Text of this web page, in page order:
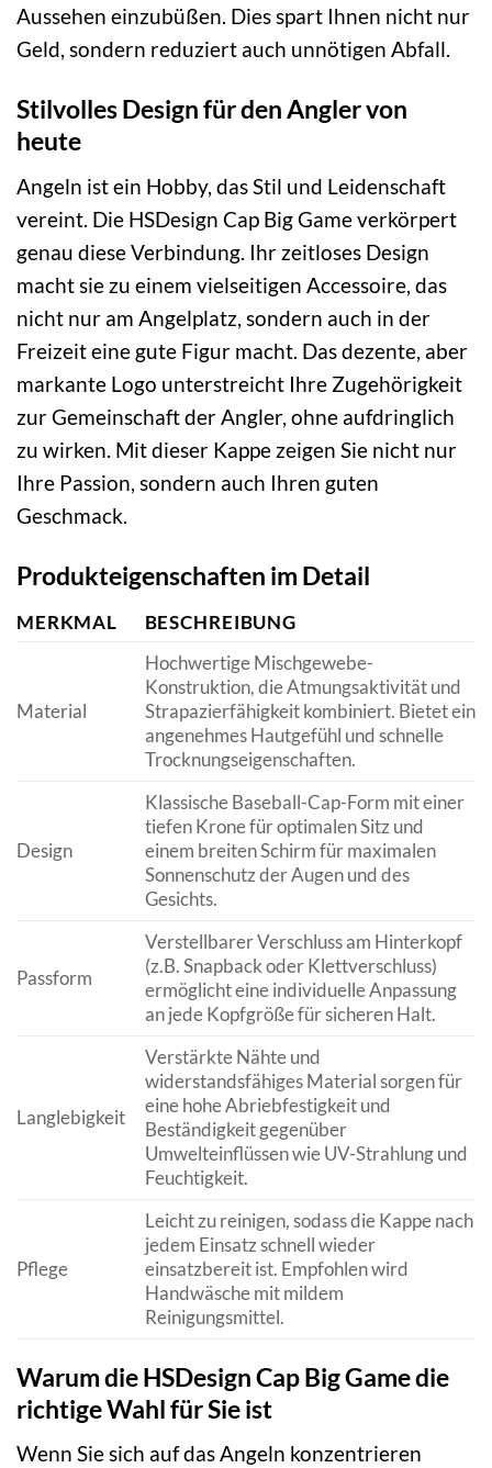
Aussehen einzubüßen. Dies spart Ihnen nicht nur
Geld, sondern reduziert auch unnötigen Abfall.
Stilvolles Design für den Angler von
heute
Angeln ist ein Hobby, das Stil und Leidenschaft
vereint. Die HSDesign Cap Big Game verkörpert
genau diese Verbindung. Ihr zeitloses Design
macht sie zu einem vielseitigen Accessoire, das
nicht nur am Angelplatz, sondern auch in der
Freizeit eine gute Figur macht. Das dezente, aber
markante Logo unterstreicht Ihre Zugehörigkeit
zur Gemeinschaft der Angler, ohne aufdringlich
zu wirken. Mit dieser Kappe zeigen Sie nicht nur
Ihre Passion, sondern auch Ihren guten
Geschmack.
Produkteigenschaften im Detail
MERKMAL BESCHREIBUNG
Material
Hochwertige Mischgewebe-
Konstruktion, die Atmungsaktivität und
Strapazierfähigkeit kombiniert. Bietet ein
angenehmes Hautgefühl und schnelle
Trocknungseigenschaften.
Design
Klassische Baseball-Cap-Form mit einer
tiefen Krone für optimalen Sitz und
einem breiten Schirm für maximalen
Sonnenschutz der Augen und des
Gesichts.
Passform
Verstellbarer Verschluss am Hinterkopf
(z.B. Snapback oder Klettverschluss)
ermöglicht eine individuelle Anpassung
an jede Kopfgröße für sicheren Halt.
Langlebigkeit
Verstärkte Nähte und
widerstandsfähiges Material sorgen für
eine hohe Abriebfestigkeit und
Beständigkeit gegenüber
Umwelteinflüssen wie UV-Strahlung und
Feuchtigkeit.
Pflege
Leicht zu reinigen, sodass die Kappe nach
jedem Einsatz schnell wieder
einsatzbereit ist. Empfohlen wird
Handwäsche mit mildem
Reinigungsmittel.
Warum die HSDesign Cap Big Game die
richtige Wahl für Sie ist
Wenn Sie sich auf das Angeln konzentrieren